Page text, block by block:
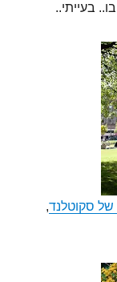
בעייתי..
של סקוטלנד,